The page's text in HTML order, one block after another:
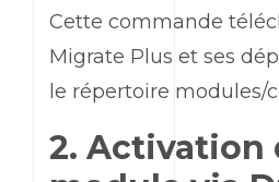
Cette commande
Migrate Plus et ses
le répertoire modules/
2. Activation